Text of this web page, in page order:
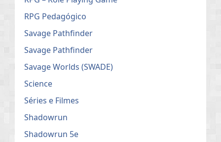
RPG Pedagógico
Savage Pathfinder
Savage Pathfinder
Savage Worlds (SWADE)
Science
Séries e Filmes
Shadowrun
Shadowrun 5e